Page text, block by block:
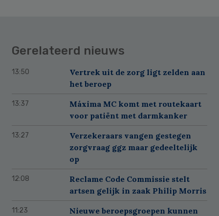
Gerelateerd nieuws
13:50
Vertrek uit de zorg ligt zelden aan
het beroep
13:37
Máxima MC komt met routekaart
voor patiënt met darmkanker
13:27
Verzekeraars vangen gestegen
zorgvraag ggz maar gedeeltelijk
op
12:08
Reclame Code Commissie stelt
artsen gelijk in zaak Philip Morris
11:23
Nieuwe beroepsgroepen kunnen